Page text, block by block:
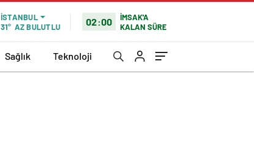
İSTANBUL
31° AZ BULUTLU 02:00
İMSAK'A
KALAN SÜRE
Sağlık Teknoloji